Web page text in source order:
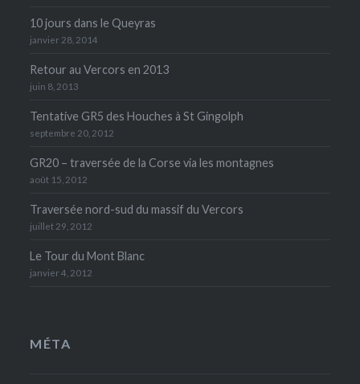
10 jours dans le Queyras
janvier 28, 2014
Retour au Vercors en 2013
juin 8, 2013
Tentative GR5 des Houches à St Gingolph
septembre 20, 2012
GR20 – traversée de la Corse via les montagnes
août 15, 2012
Traversée nord-sud du massif du Vercors
juillet 29, 2012
Le Tour du Mont Blanc
janvier 4, 2012
MÉTA